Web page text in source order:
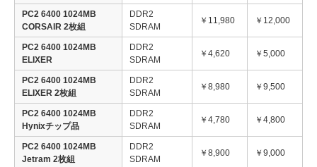
PC2 6400 1024MB
CORSAIR 2枚組
DDR2
SDRAM
￥11,980 ￥12,000
PC2 6400 1024MB
ELIXER
DDR2
SDRAM
￥4,620 ￥5,000
PC2 6400 1024MB
ELIXER 2枚組
DDR2
SDRAM
￥8,980 ￥9,500
PC2 6400 1024MB
Hynixチップ品
DDR2
SDRAM
￥4,780 ￥4,800
PC2 6400 1024MB
Jetram 2枚組
DDR2
SDRAM
￥8,900 ￥9,000